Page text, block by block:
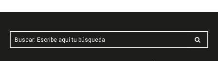
Buscar: Escribe aquí tu búsqueda